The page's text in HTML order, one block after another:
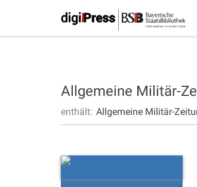
Allgemeine Militär-
enthält: Allgemeine Militär-